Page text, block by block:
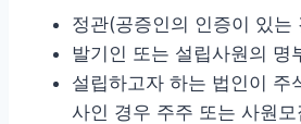
정관(공증인의 인증이 있는
발기인 또는 설립사원의 명
설립하고자 하는 법인이 주
사인 경우 주주 또는 사원모